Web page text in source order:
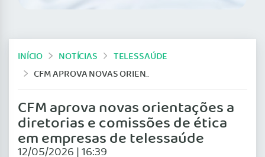
INÍCIO NOTÍCIAS
TELESSAÚDE
CFM APROVA NOVAS ORIENTAÇÕES A DIRETORIAS E COMISSÕES DE ÉTICA EM EMPRESAS DE TELESSAÚDE
CFM aprova novas orientações a
diretorias e comissões de ética
em empresas de telessaúde
12/05/2026 | 16:39